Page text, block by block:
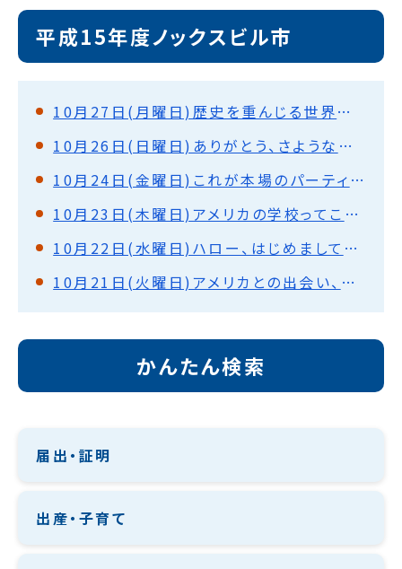
平成15年度ノックスビル市
10月27日(月曜日)歴史を重んじる世界の中枢都市、ワシントンD.C.
10月26日(日曜日)ありがとう、さようなら、ノックスビルからワシントンD.C.
10月24日(金曜日)これが本場のパーティー、ハロウィン(ノックスビル)
10月23日(木曜日)アメリカの学校ってこんなに違うの、中学校訪問(ノックスビル)
10月22日(水曜日)ハロー、はじめまして、ホームステイ始まる(ノックスビル)
10月21日(火曜日)アメリカとの出会い、シカゴからノックスビルへ
かんたん検索
届出・証明
出産・子育て